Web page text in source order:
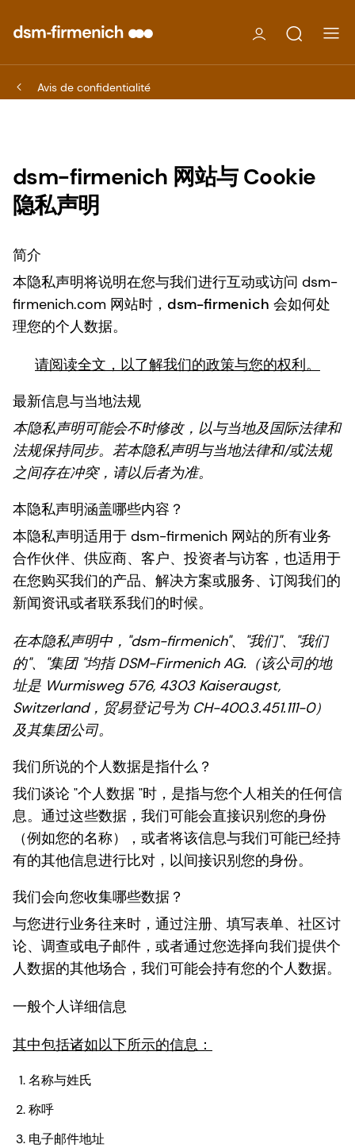
Avis de confidentialité
dsm-firmenich 网站与 Cookie
隐私声明
简介
本隐私声明将说明在您与我们进行互动或访问 dsm-
firmenich.com 网站时， dsm-firmenich 会如何处
理您的个人数据。
请阅读全文，以了解我们的政策与您的权利。
最新信息与当地法规
本隐私声明可能会不时修改，以与当地及国际法律和
法规保持同步。若本隐私声明与当地法律和/或法规
之间存在冲突，请以后者为准。
本隐私声明涵盖哪些内容？
本隐私声明适用于 dsm-firmenich 网站的所有业务
合作伙伴、供应商、客户、投资者与访客，也适用于
在您购买我们的产品、解决方案或服务、订阅我们的
新闻资讯或者联系我们的时候。
在本隐私声明中，"dsm-firmenich"、"我们"、"我们
的"、"集团 "均指 DSM-Firmenich AG.（该公司的地
址是 Wurmisweg 576, 4303 Kaiseraugst,
Switzerland，贸易登记号为 CH-400.3.451.111-0）
及其集团公司。
我们所说的个人数据是指什么？
我们谈论 "个人数据 "时，是指与您个人相关的任何信
息。通过这些数据，我们可能会直接识别您的身份
（例如您的名称），或者将该信息与我们可能已经持
有的其他信息进行比对，以间接识别您的身份。
我们会向您收集哪些数据？
与您进行业务往来时，通过注册、填写表单、社区讨
论、调查或电子邮件，或者通过您选择向我们提供个
人数据的其他场合，我们可能会持有您的个人数据。
一般个人详细信息
其中包括诸如以下所示的信息：
名称与姓氏
称呼
电子邮件地址